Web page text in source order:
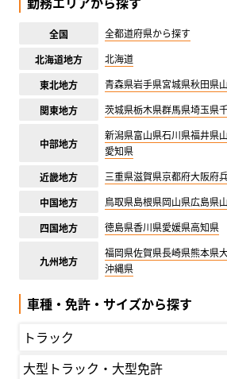
全国
全都道府県から探す
北海道地方
北海道
東北地方
青森県岩手県宮城県秋田県
関東地方
茨城県栃木県群馬県埼玉県
中部地方
新潟県富山県石川県福井県
愛知県
近畿地方
三重県滋賀県京都府大阪府
中国地方
鳥取県島根県岡山県広島県
四国地方
徳島県香川県愛媛県高知県
九州地方
福岡県佐賀県長崎県熊本県
沖縄県
車種・免許・サイズから探す
トラック
大型トラック・大型免許